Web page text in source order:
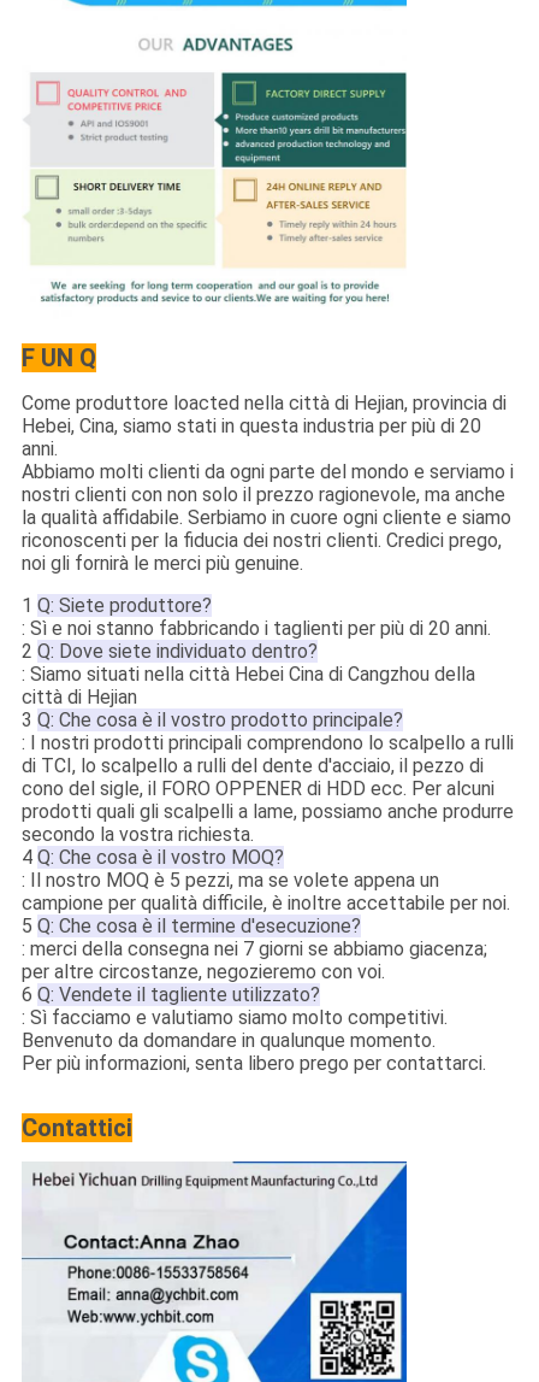
F UN Q
Come produttore loacted nella città di Hejian, provincia di
Hebei, Cina, siamo stati in questa industria per più di 20
anni.
Abbiamo molti clienti da ogni parte del mondo e serviamo i
nostri clienti con non solo il prezzo ragionevole, ma anche
la qualità affidabile. Serbiamo in cuore ogni cliente e siamo
riconoscenti per la fiducia dei nostri clienti. Credici prego,
noi gli fornirà le merci più genuine.
1 Q: Siete produttore?
: Sì e noi stanno fabbricando i taglienti per più di 20 anni.
2 Q: Dove siete individuato dentro?
: Siamo situati nella città Hebei Cina di Cangzhou della
città di Hejian
3 Q: Che cosa è il vostro prodotto principale?
: I nostri prodotti principali comprendono lo scalpello a rulli
di TCI, lo scalpello a rulli del dente d'acciaio, il pezzo di
cono del sigle, il FORO OPPENER di HDD ecc. Per alcuni
prodotti quali gli scalpelli a lame, possiamo anche produrre
secondo la vostra richiesta.
4 Q: Che cosa è il vostro MOQ?
: Il nostro MOQ è 5 pezzi, ma se volete appena un
campione per qualità difficile, è inoltre accettabile per noi.
5 Q: Che cosa è il termine d'esecuzione?
: merci della consegna nei 7 giorni se abbiamo giacenza;
per altre circostanze, negozieremo con voi.
6 Q: Vendete il tagliente utilizzato?
: Sì facciamo e valutiamo siamo molto competitivi.
Benvenuto da domandare in qualunque momento.
Per più informazioni, senta libero prego per contattarci.
Contattici